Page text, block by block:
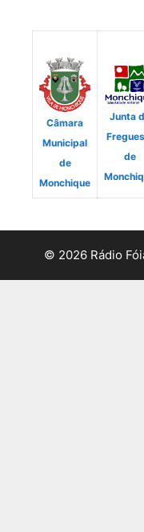
Câmara
Municipal
de
Monchique
Junta
de
© 2026 Rádio